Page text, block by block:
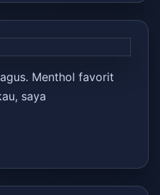
Menthol favorit
saya